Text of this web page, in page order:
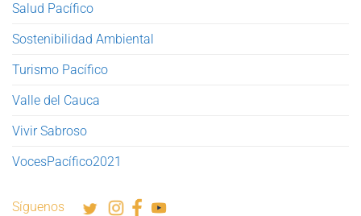
Salud Pacífico
Sostenibilidad Ambiental
Turismo Pacífico
Valle del Cauca
Vivir Sabroso
VocesPacífico2021
Síguenos